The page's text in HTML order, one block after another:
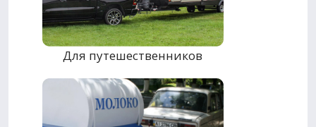
Для путешественников